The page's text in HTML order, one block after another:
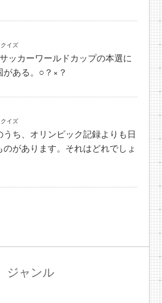
イズ
ッカーワールドカップの本選に
ある。○？×？
イズ
ち、オリンピック記録よりも日
があります。それはどれでしょ
ジャンル